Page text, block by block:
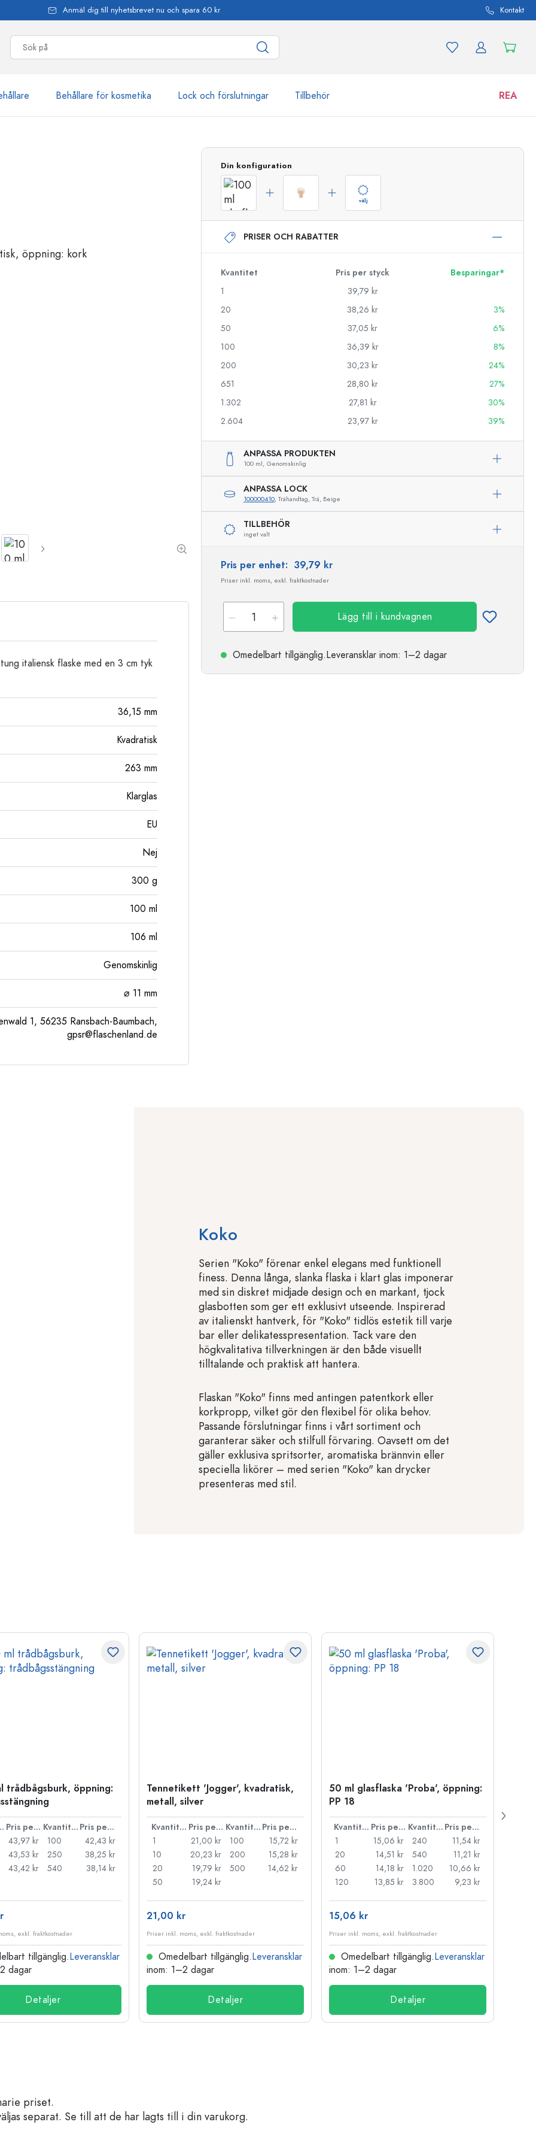
Anmäl dig till nyhetsbrevet nu och spara 60 kr Kontakt
Behållare för kosmetika Lock och förslutningar Tillbehör REA
Sprayflaskor
Airless dispenser
Roll on-flaskor
Flaskor med motiv
Ginflaskor
Julflaskor
Dekorativa flaskor
Cylinderflaskor
Ballongflaskor
Burkar
Upptäck nu
Handla nu
Din konfiguration
välj
PRISER OCH RABATTER
Kvantitet Pris per styck
Besparingar*
1
39,79 kr
20
38,26 kr
3%
50
37,05 kr
6%
100
36,39 kr
8%
200
30,23 kr
24%
651
28,80 kr
27%
1.302
27,81 kr
30%
2.604
23,97 kr 39%
ANPASSA PRODUKTEN
100 ml, Genomskinlig
ANPASSA LOCK
100000410, Trähandtag, Trä, Beige
TILLBEHÖR
inget valt
Pris per enhet: 39,79 kr
Priser inkl. moms, exkl. fraktkostnader
Lägg till i kundvagnen
Omedelbart tillgänglig.Leveransklar inom: 1–2 dagar
italiensk flaske med en 3 cm tyk
36,15 mm
Kvadratisk
263 mm
Klarglas
EU
Nej
300 g
100 ml
106 ml
Genomskinlig
⌀ 11 mm
1, 56235 Ransbach-Baumbach,
gpsr@flaschenland.de
Koko
Serien "Koko" förenar enkel elegans med funktionell
finess. Denna långa, slanka flaska i klart glas imponerar
med sin diskret midjade design och en markant, tjock
glasbotten som ger ett exklusivt utseende. Inspirerad
av italienskt hantverk, för "Koko" tidlös estetik till varje
bar eller delikatesspresentation. Tack vare den
högkvalitativa tillverkningen är den både visuellt
tilltalande och praktisk att hantera.
Flaskan "Koko" finns med antingen patentkork eller
korkpropp, vilket gör den flexibel för olika behov.
Passande förslutningar finns i vårt sortiment och
garanterar säker och stilfull förvaring. Oavsett om det
gäller exklusiva spritsorter, aromatiska brännvin eller
speciella likörer – med serien "Koko" kan drycker
presenteras med stil.
trådbågsburk, öppning:
Pris per styck Kvantitet
Pris per styck
43,97 kr
43,53 kr
43,42 kr
100
42,43 kr
250
38,25 kr
540
38,14 kr
exkl. fraktkostnader
tillgänglig.Leveransklar
dagar
Detaljer
Tennetikett 'Jogger', kvadratisk,
metall, silver
Kvantitet Pris per styck Kvantitet
Pris per styck
1
21,00 kr
10
20,23 kr
20
19,79 kr
50
19,24 kr
100
15,72 kr
200
15,28 kr
500
14,62 kr
21,00 kr
Priser inkl. moms, exkl. fraktkostnader
Omedelbart tillgänglig.Leveransklar
inom: 1–2 dagar
Detaljer
50 ml glasflaska 'Proba', öppning:
PP 18
Kvantitet Pris per styck Kvantitet
Pris per styck
1
15,06 kr
20
14,51 kr
60
14,18 kr
120
13,85 kr
240
11,54 kr
540
11,21 kr
1.020
10,66 kr
3.800
9,23 kr
15,06 kr
Priser inkl. moms, exkl. fraktkostnader
Omedelbart tillgänglig.Leveransklar
inom: 1–2 dagar
Detaljer
priset.
separat. Se till att de har lagts till i din varukorg.